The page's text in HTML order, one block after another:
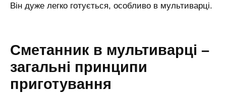
Він дуже легко готується, особливо в мультиварці.
Сметанник в мультиварці –
загальні принципи
приготування